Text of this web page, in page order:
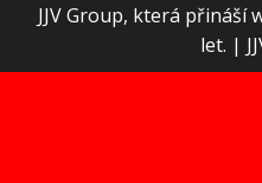
JJV Group, která přináší
let. |